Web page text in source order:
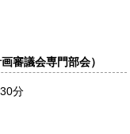
審議会専門部会）
分